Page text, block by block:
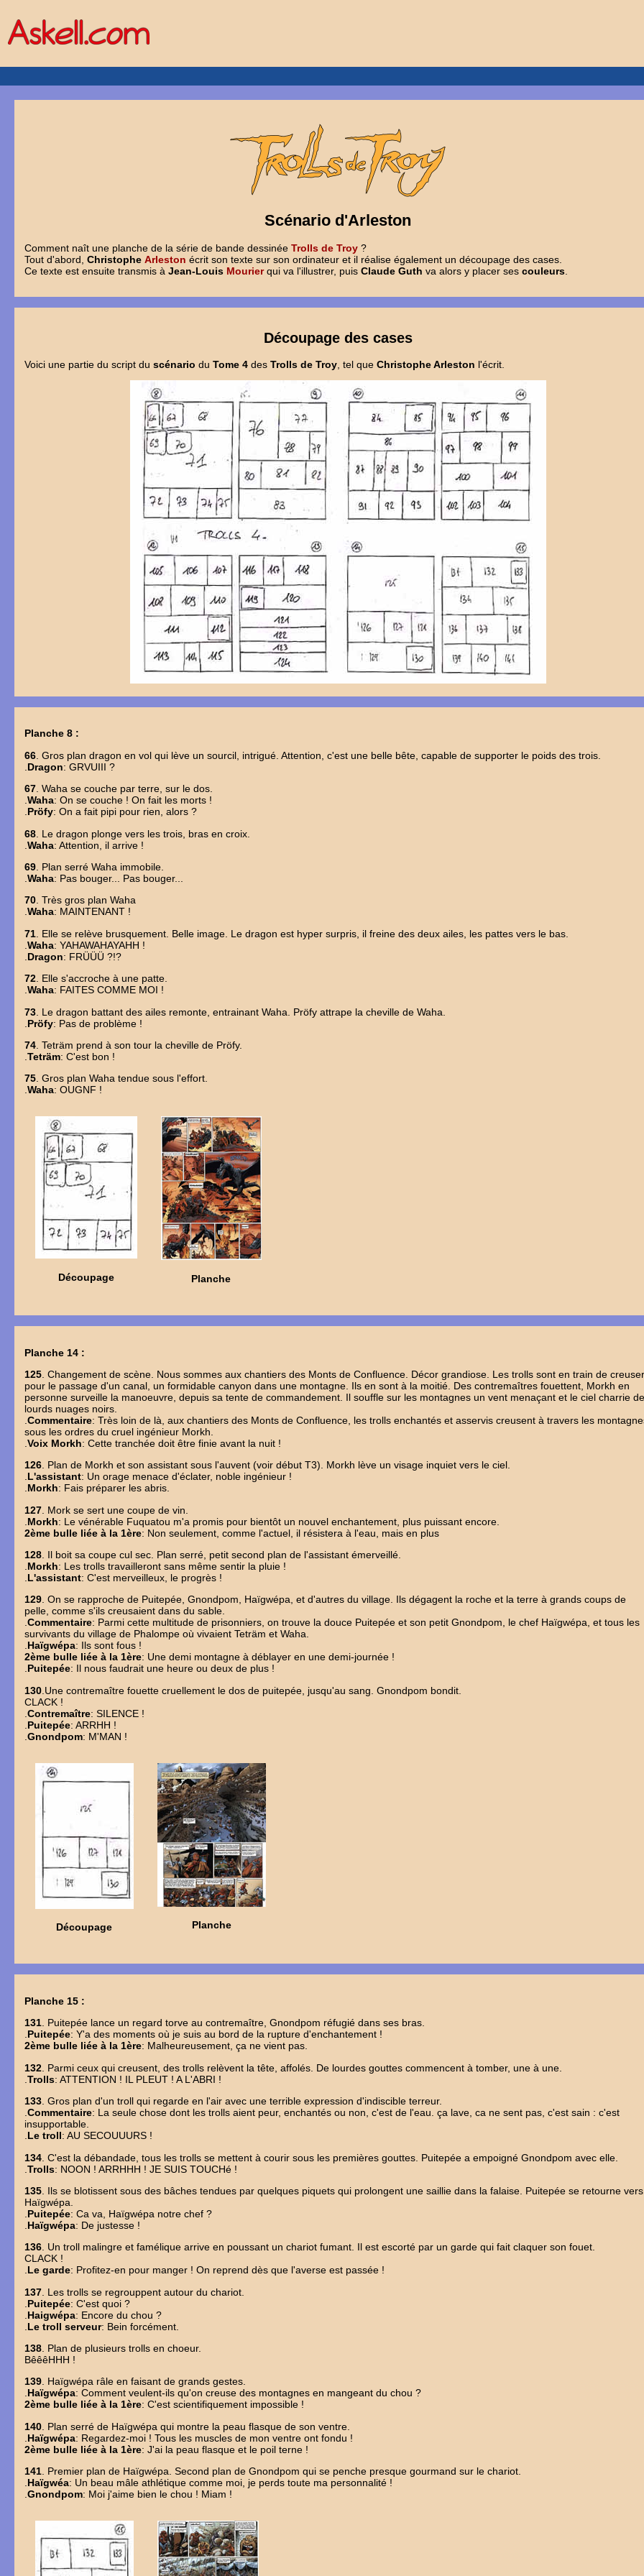
Scénario d'Arleston
Comment naît une planche de la série de bande dessinéeTrolls de Troy ?
Tout d'abord,Christophe Arleston écrit son texte sur son ordinateur et il réalise également un découpage des cases.
Ce texte est ensuite transmis àJean-Louis Mourierqui va l'illustrer, puisClaude Guth va alors y placer sescouleurs
Découpage des cases
Voici une partie du script duscénario duTome 4 desTrolls de Troy , tel queChristophe Arleston l'écrit.
Planche 8 :
66 . Gros plan dragon en vol qui lève un sourcil, intrigué. Attention, c'est une belle bête, capable de supporter le poids des trois.
Dragon: GRVUIII ?
67. Waha se couche par terre, sur le dos.
.Waha: On se couche ! On fait les morts !
.Pröfy: On a fait pipi pour rien, alors ?
68 . Le dragon plonge vers les trois, bras en croix.
.Waha: Attention, il arrive !
69 . Plan serré Waha immobile.
.Waha: Pas bouger... Pas bouger...
70. Très gros plan Waha
.Waha: MAINTENANT !
71 . Elle se relève brusquement. Belle image. Le dragon est hyper surpris, il freine des deux ailes, les pattes vers le bas.
.Waha: YAHAWAHAYAHH !
Dragon: FRÜÜÜ ?!?
72. Elle s'accroche à une patte.
.Waha: FAITES COMME MOI !
73 . Le dragon battant des ailes remonte, entrainant Waha. Pröfy attrape la cheville de Waha.
Pröfy: Pas de problème !
74 . Teträm prend à son tour la cheville de Pröfy.
.Teträm: C'est bon !
75. Gros plan Waha tendue sous l'effort.
.Waha: OUGNF !
Découpage Planche
Planche 14 :
125 . Changement de scène. Nous sommes aux chantiers des Monts de Confluence. Décor grandiose. Les trolls sont en train de creuser,
pour le passage d'un canal, un formidable canyon dans une montagne. Ils en sont à la moitié. Des contremaîtres fouettent, Morkh en
personne surveille la manoeuvre, depuis sa tente de commandement. Il souffle sur les montagnes un vent menaçant et le ciel charrie de
lourds nuages noirs.
.Commentaire: Très loin de là, aux chantiers des Monts de Confluence, les trolls enchantés et asservis creusent à travers les
sous les ordres du cruel ingénieur Morkh.
.Voix Morkh: Cette tranchée doit être finie avant la nuit !
126. Plan de Morkh et son assistant sous l'auvent (voir début T3). Morkh lève un visage inquiet vers le ciel.
.L'assistant: Un orage menace d'éclater, noble ingénieur !
.Morkh: Fais préparer les abris.
127 . Mork se sert une coupe de vin.
Morkh: Le vénérable Fuquatou m'a promis pour bientôt un nouvel enchantement, plus puissant encore.
2ème bulle liée à la 1ère: Non seulement, comme l'actuel, il résistera à l'eau, mais en plus
128 . Il boit sa coupe cul sec. Plan serré, petit second plan de l'assistant émerveillé.
Morkh: Les trolls travailleront sans même sentir la pluie !
L'assistant: C'est merveilleux, le progrès !
129. On se rapproche de Puitepée, Gnondpom, Haïgwépa, et d'autres du village. Ils dégagent la roche et la terre à grands coups de
pelle, comme s'ils creusaient dans du sable.
.Commentaire: Parmi cette multitude de prisonniers, on trouve la douce Puitepée et son petit Gnondpom, le chef Haïgwépa, et tous les
survivants du village de Phalompe où vivaient Teträm et Waha.
.Haïgwépa: Ils sont fous !
2ème bulle liée à la 1ère: Une demi montagne à déblayer en une demi-journée !
.Puitepée: Il nous faudrait une heure ou deux de plus !
130 .Une contremaître fouette cruellement le dos de puitepée, jusqu'au sang. Gnondpom bondit.
CLACK !
.Contremaître: SILENCE !
Puitepée: ARRHH !
.Gnondpom: M'MAN !
Découpage Planche
Planche 15 :
131. Puitepée lance un regard torve au contremaître, Gnondpom réfugié dans ses bras.
.Puitepée: Y'a des moments où je suis au bord de la rupture d'enchantement !
2ème bulle liée à la 1ère: Malheureusement, ça ne vient pas.
132 . Parmi ceux qui creusent, des trolls relèvent la tête, affolés. De lourdes gouttes commencent à tomber, une à une.
.Trolls: ATTENTION ! IL PLEUT ! A L'ABRI !
133 . Gros plan d'un troll qui regarde en l'air avec une terrible expression d'indiscible terreur.
.Commentaire: La seule chose dont les trolls aient peur, enchantés ou non, c'est de l'eau. ça lave, ca ne sent pas, c'est sain : c'est
insupportable.
Le troll: AU SECOUUURS !
134 . C'est la débandade, tous les trolls se mettent à courir sous les premières gouttes. Puitepée a empoigné Gnondpom avec elle.
.Trolls: NOON ! ARRHHH ! JE SUIS TOUCHé !
135 . Ils se blotissent sous des bâches tendues par quelques piquets qui prolongent une saillie dans la falaise. Puitepée se retourne vers
Haïgwépa.
Puitepée: Ca va, Haïgwépa notre chef ?
Haïgwépa: De justesse !
136. Un troll malingre et famélique arrive en poussant un chariot fumant. Il est escorté par un garde qui fait claquer son fouet.
CLACK !
.Le garde: Profitez-en pour manger ! On reprend dès que l'averse est passée !
137 . Les trolls se regrouppent autour du chariot.
Puitepée: C'est quoi ?
Haigwépa: Encore du chou ?
Le troll serveur: Bein forcément.
138 . Plan de plusieurs trolls en choeur.
BêêêHHH !
139. Haïgwépa râle en faisant de grands gestes.
.Haïgwépa: Comment veulent-ils qu'on creuse des montagnes en mangeant du chou ?
2ème bulle liée à la 1ère: C'est scientifiquement impossible !
140 . Plan serré de Haïgwépa qui montre la peau flasque de son ventre.
Haïgwépa: Regardez-moi ! Tous les muscles de mon ventre ont fondu !
2ème bulle liée à la 1ère: J'ai la peau flasque et le poil terne !
141. Premier plan de Haïgwépa. Second plan de Gnondpom qui se penche presque gourmand sur le chariot.
.Haïgwéa: Un beau mâle athlétique comme moi, je perds toute ma personnalité !
.Gnondpom: Moi j'aime bien le chou ! Miam !